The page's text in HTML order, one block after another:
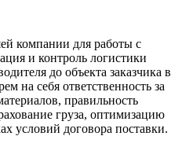
компании для работы с
и контроль логистики
до объекта заказчика в
на себя ответственность за
правильность
груза, оптимизацию
условий договора поставки.